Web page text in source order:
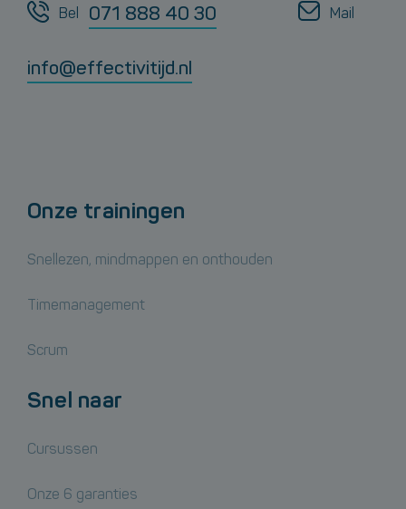
Bel 071 888 40 30 Mail
info@effectivitijd.nl
Onze trainingen
Snellezen, mindmappen en onthouden
Timemanagement
Scrum
Snel naar
Cursussen
Onze 6 garanties